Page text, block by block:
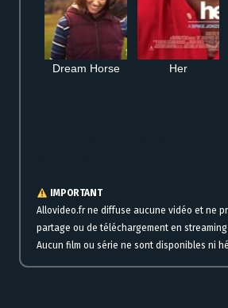
Dream Horse Her
IMPORTANT
Allovideo.fr ne diffuse aucune vidéo et ne
partage ou de téléchargement en
Aucun film ou série ne sont disponibles ni